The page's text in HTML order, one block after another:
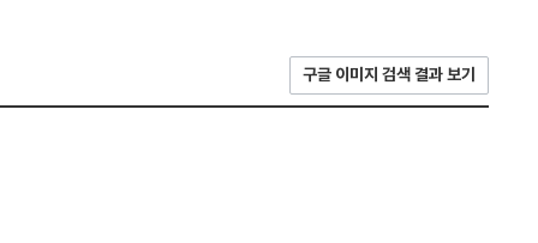
구글 이미지 검색 결과 보기